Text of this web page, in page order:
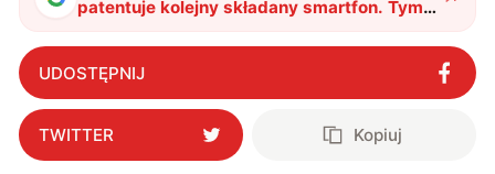
patentuje kolejny składany smartfon. Tym
razem z klapką"?
UDOSTĘPNIJ
TWITTER Kopiuj